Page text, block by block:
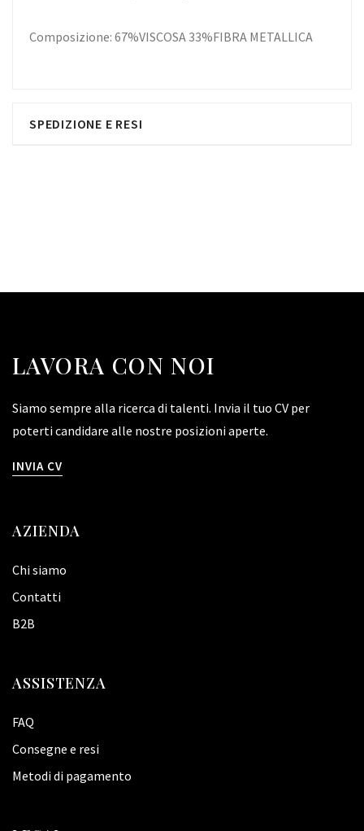
Composizione: 67%VISCOSA 33%FIBRA METALLICA
SPEDIZIONE E RESI
LAVORA CON NOI
Siamo sempre alla ricerca di talenti. Invia il tuo CV per
poterti candidare alle nostre posizioni aperte.
INVIA CV
AZIENDA
Chi siamo
Contatti
B2B
ASSISTENZA
FAQ
Consegne e resi
Metodi di pagamento